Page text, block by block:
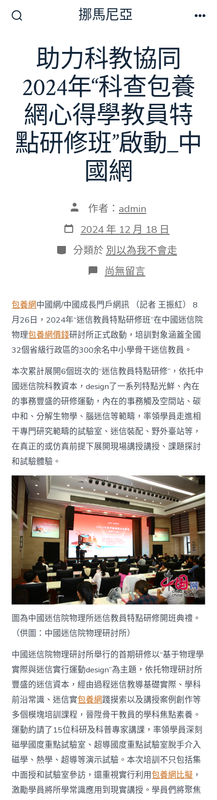
挪馬尼亞
助力科教協同
2024年“科查包養
網心得學教員特
點研修班”啟動_中
國網
文
作
者
作者： admin
發
表
日
期
2024 年 12 月 18 日
分
類
分類於 別以為我不會走
在
〈助
科
教
協
同
2024
年
“科
查
包
養
網
心
得
學
教
員
研
修
班”
啟
動
_
中
國
網〉
中
尚無留言
包養網中國網/中國成長門戶網訊 （記者 王振紅） 8
月26日，2024年“迷信教員特點研修班”在中國迷信院
物理包養網價錢研討所正式啟動，培訓對象涵蓋全國
32個省級行政區的300余名中小學骨干迷信教員。
本次累計展開6個班次的“迷信教員特點研修”，依托中
國迷信院科教資本，design了一系列特點光鮮、內在
的事務豐盛的研修運動，內在的事務觸及空間站、碳
中和、分解生物學、腦迷信等範疇，率領學員走進相
干專門研究範疇的試驗室、迷信裝配、野外臺站等，
在真正的或仿真前提下展開現場講授講授、課題探討
和試驗體驗。
圖為中國迷信院物理所迷信教員特點研修開班典禮。
（供圖：中國迷信院物理研討所）
中國迷信院物理研討所舉行的首期研修以“基于物理學
實際與迷信實行運動design”為主題，依托物理研討所
豐盛的迷信資本，經由過程迷信教導基礎實際、學科
前沿常識、迷信實包養網踐摸索以及講授案例創作等
多個模塊培訓課程，晉陞骨干教員的學科焦點素養。
運動約請了15位科研及科普專家講課，率領學員深刻
磁學國度重點試驗室、超導國度重點試驗室脫手介入
磁學、熱學、超導等演示試驗。本次培訓不只包括集
中面授和試驗室參訪，還重視實行利用包養網比擬 ，
激勵學員將所學常識應用到現實講授。學員們將聚焦